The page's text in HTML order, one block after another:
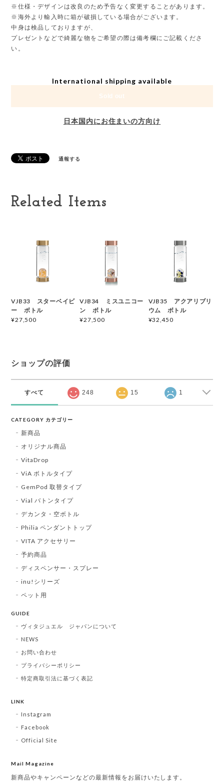
※仕様・デザインは改良のため予告なく変更することがあります。
※海外より輸入時に箱が破損している場合がございます。
中身は検品しておりますが、
プレゼントなどで綺麗な物をご希望の際は備考欄にご記載くださ
い。
International shipping available
Sold out
日本国内にお住まいの方向け
通報する
Related Items
VJB33 スターベイビ
ー ボトル
¥27,500
VJB34 ミスユニコー
ン ボトル
¥27,500
VJB35 アクアリブリ
ウム ボトル
¥32,450
ショップの評価
すべて 248 15 1
CATEGORY カテゴリー
新商品
オリジナル商品
VitaDrop
ViA ボトルタイプ
GemPod 取替タイプ
Vial バトンタイプ
デカンタ・空ボトル
Philia ペンダントトップ
VITA アクセサリー
予約商品
ディスペンサー・スプレー
inu!シリーズ
ペット用
GUIDE
ヴィタジュエル ジャパンについて
NEWS
お問い合わせ
プライバシーポリシー
特定商取引法に基づく表記
LINK
Instagram
Facebook
Official Site
Mail Magazine
新商品やキャンペーンなどの最新情報をお届けいたします。